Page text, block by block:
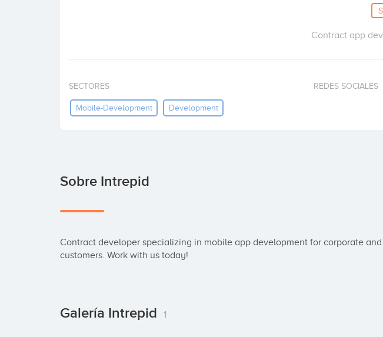
Contract app
SECTORES
Mobile-Development Development
REDES SOCIALES
Sobre Intrepid
Contract developer specializing in mobile app development for corporate
customers. Work with us today!
Galería Intrepid 1